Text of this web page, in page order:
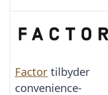
Factor tilbyder
convenience-